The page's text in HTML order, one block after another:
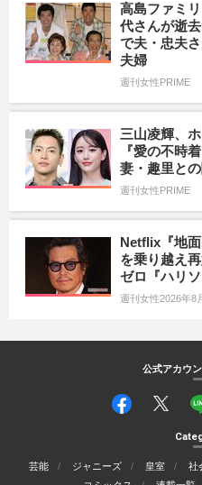
高島ファミ
代さんが逝
で夫・忠夫
夫婦
週刊女性PRIME
三山凌輝、
『愛の不時
妻・趣里と
週刊女性PRIME
Netflix『地
を乗り越え
ゼロ『ハリ
週刊女性2026年8
公式アカウ
芸能 ジャニーズ 皇室 社